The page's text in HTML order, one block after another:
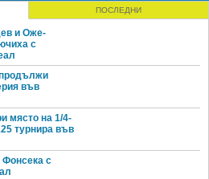
ПОСЛЕДНИ
и Оже-
с
във
място на 1/4-
турнира във
с